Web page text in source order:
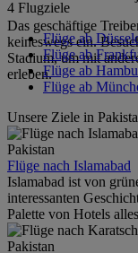
Das geschäftige
keineswegs ein.
Stadium, um mit
erleben.
4 Flugziele
Flüge ab
Flüge ab
Flüge ab
Flüge ab
Unsere Ziele in
Pakistan
Flüge nach Islamabad
Islamabad ist von
interessanten
Palette von Hotels
Pakistan